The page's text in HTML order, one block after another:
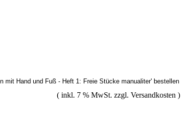
( inkl. 7 % MwSt. zzgl. Versandkosten )